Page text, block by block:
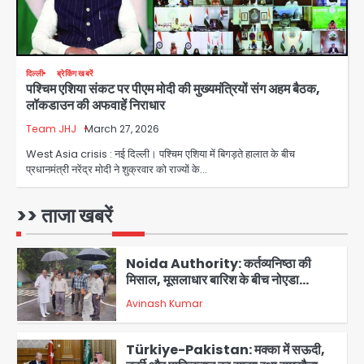
दिल्ली ब्रेकिंग खबरें
पश्चिम एशिया संकट पर पीएम मोदी की मुख्यमंत्रियों संग अहम बैठक,
लॉकडाउन की अफवाहें निराधार
Team JHJ March 27, 2026
West Asia crisis : नई दिल्ली। पश्चिम एशिया में बिगड़ते हालात के बीच
प्रधानमंत्री नरेंद्र मोदी ने शुक्रवार को राज्यों के…
>> ताजा खबरें
4
Greater Noida (Badalpur):
सरिया लदा कैंटर अनियंत्रित होकर घुसा
किराना दुकान में , ड्राइवर की मौत
Avinash Kumar
DC Movie Review: लोकेश कनगराज की
एक्टिंग डेब्यू फिल्म विजुअली स्ट्राइकिंग लेकिन
स्क्रीनप्ले में कमजोर, लेकिन कहानी अधूरी रह
गई, 3 स्टार रेटिंग
Avinash Kumar
1
Felix Hospital Noida: फेलिक्स
हॉस्पिटल और नोएडा लोक मंच की पहल, अब
2
Noida Authority: कर्तव्यनिष्ठा की
मिसाल, मूसलाधार बारिश के बीच नोएडा
प्राधिकरण ने संभाला मोर्चा, सेक्टर 105
आरडब्ल्यूए ने जताया आभार
Avinash Kumar
Türkiye-Pakistan: मक्का में सऊदी,